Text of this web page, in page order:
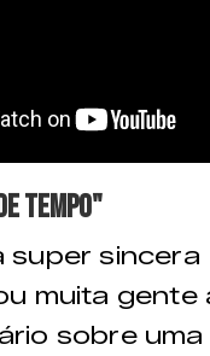
tempo"
super sincera
muita gente
sobre uma